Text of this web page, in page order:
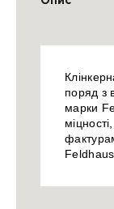
поряд з
марки